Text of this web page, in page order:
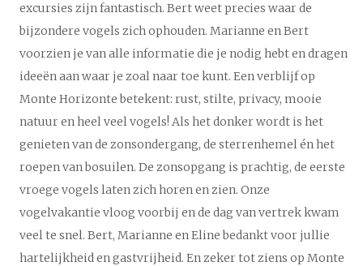
excursies zijn fantastisch. Bert weet precies waar de
bijzondere vogels zich ophouden. Marianne en Bert
voorzien je van alle informatie die je nodig hebt en dragen
ideeën aan waar je zoal naar toe kunt. Een verblijf op
Monte Horizonte betekent: rust, stilte, privacy, mooie
natuur en heel veel vogels! Als het donker wordt is het
genieten van de zonsondergang, de sterrenhemel én het
roepen van bosuilen. De zonsopgang is prachtig, de eerste
vroege vogels laten zich horen en zien. Onze
vogelvakantie vloog voorbij en de dag van vertrek kwam
veel te snel. Bert, Marianne en Eline bedankt voor jullie
hartelijkheid en gastvrijheid. En zeker tot ziens op Monte